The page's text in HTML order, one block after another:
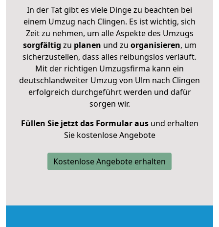
In der Tat gibt es viele Dinge zu beachten bei
einem Umzug nach Clingen. Es ist wichtig, sich
Zeit zu nehmen, um alle Aspekte des Umzugs
sorgfältig zu planen und zu organisieren, um
sicherzustellen, dass alles reibungslos verläuft.
Mit der richtigen Umzugsfirma kann ein
deutschlandweiter Umzug von Ulm nach Clingen
erfolgreich durchgeführt werden und dafür
sorgen wir.
Füllen Sie jetzt das Formular ausund erhalten
Sie kostenlose Angebote
Kostenlose Angebote erhalten